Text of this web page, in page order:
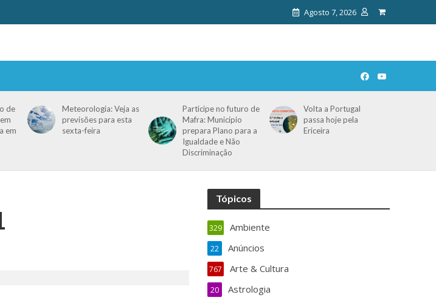
Agosto 7, 2026
de
em
Meteorologia: Veja as
previsões para esta
sexta-feira
Participe no futuro de
Mafra: Município
prepara Plano para a
Igualdade e Não
Discriminação
Volta a Portugal
passa hoje pela
Ericeira
Tópicos
Ambiente
329
Anúncios
22
Arte & Cultura
767
Astrologia
20